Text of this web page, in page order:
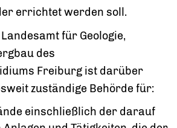
errichtet werden soll.
für Geologie,
des
Freiburg ist darüber
zuständige Behörde für:
einschließlich der darauf